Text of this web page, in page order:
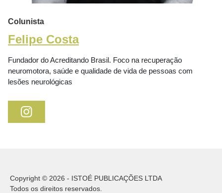
Colunista
Felipe Costa
Fundador do Acreditando Brasil. Foco na recuperação
neuromotora, saúde e qualidade de vida de pessoas com
lesões neurológicas
Copyright © 2026 - ISTOÉ PUBLICAÇÕES LTDA
Todos os direitos reservados.